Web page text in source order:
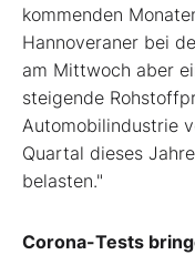
kommenden
Hannoveraner bei
am Mittwoch aber
steigende
Automobilindustrie
Quartal dieses
belasten."
Corona-Tests